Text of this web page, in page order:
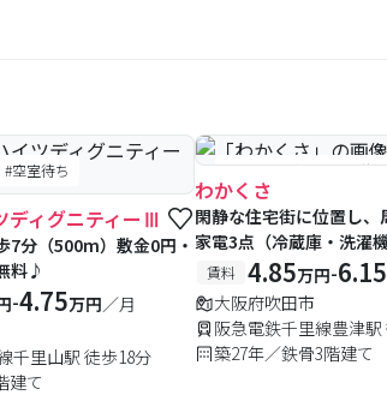
#空室待ち
ディグニティーⅢ
7分（500m）敷金0円・
料♪
-4.75万円／月
千里山駅 徒歩18分
建て
#予約受付中 #空室待ち
わかくさ
閑静な住宅街に位置し
家電3点（冷蔵庫・洗濯
付き。
賃料 4.85万円-6.15
大阪府吹田市
阪急電鉄千里線豊津駅
築27年／鉄骨3階建て